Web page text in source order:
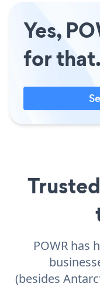
Yes,
for that.
POWR has
(besides